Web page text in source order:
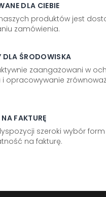
DLA CIEBIE
produktów jest
zamówienia.
DLA ŚRODOWISKA
zaangażowani w
i opracowywanie
FAKTURĘ
szeroki wybór form
na fakturę.